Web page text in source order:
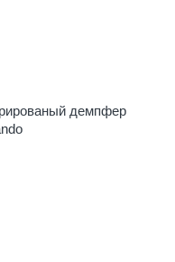
демпфер